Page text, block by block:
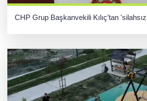
CHP Grup Başkanvekili Kılıç’tan